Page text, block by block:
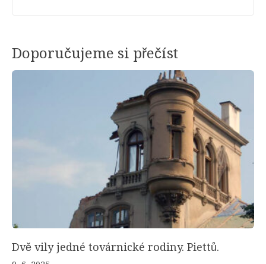
Doporučujeme si přečíst
Dvě vily jedné továrnické rodiny. Piettů.